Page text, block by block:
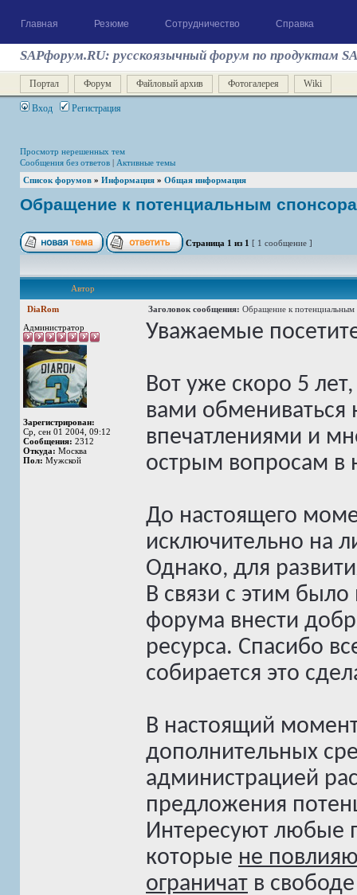
Главная Резюме Сотрудничество Справка
SAPфорум.RU: русскоязычный форум по продуктам
Портал Форум Файловый архив Фотогалерея Wiki
Вход Регистрация
Просмотр нерешенных тем
Сообщения без ответов | Активные темы
Список форумов » Информация » Общая информация
Обращение к потенциальным
Страница 1 из 1 [ 1 сообщение ]
Автор
DiaRom Заголовок сообщения: Обращение к
Администратор
Зарегистрирован:
Ср, сен 01 2004, 09:12
Сообщения: 2312
Откуда: Москва
Пол: Мужской
Уважаемые
Вот уже скоро 5
вами
впечатлениями и
острым вопросам в
До настоящего
исключительно на
Однако, для
В связи с этим
форума внести
ресурса. Спасибо
собирается это
В настоящий
дополнительных
администрацией
предложения
Интересуют любые
которые не
ограничат в